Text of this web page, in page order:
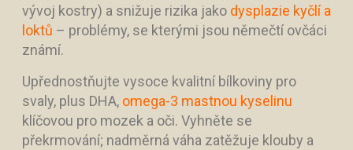
vývoj kostry) a snižuje rizika jako dysplazie kyčlí a
loktů – problémy, se kterými jsou němečtí ovčáci
známí.
Upřednostňujte vysoce kvalitní bílkoviny pro
svaly, plus DHA,omega-3 mastnou kyselinu
klíčovou pro mozek a oči. Vyhněte se
překrmování; nadměrná váha zatěžuje klouby a